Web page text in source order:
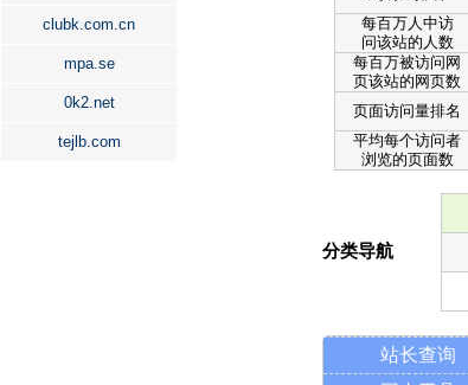
clubk.com.cn
mpa.se
0k2.net
tejlb.com
每百万人中访
问该站的人数
每百万被访问网
页该站的网页数
页面访问量排名
平均每个访问者
浏览的页面数
分类导航
站长查询